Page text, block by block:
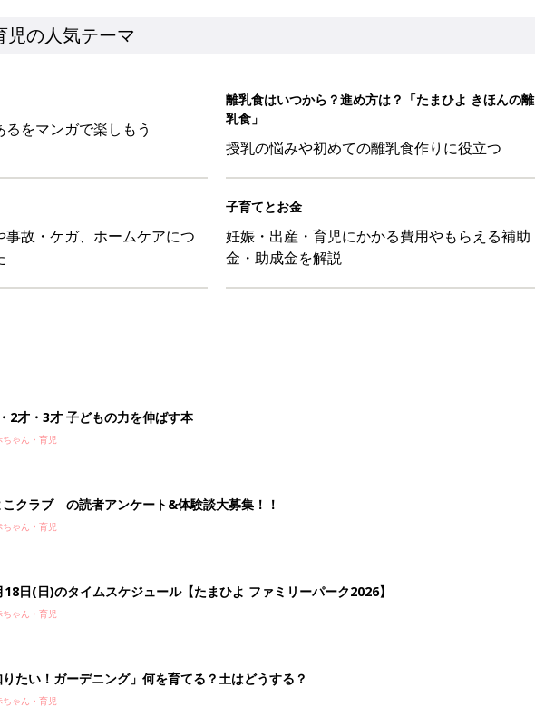
児の人気テーマ
をマンガで楽しもう
離乳食はいつから？進め方は？「たまひよ きほんの離
乳食」
授乳の悩みや初めての離乳食作りに役立つ
事故・ケガ、ホームケアにつ
子育てとお金
妊娠・出産・育児にかかる費用やもらえる補助
金・助成金を解説
2才・3才 子どもの力を伸ばす本
ちゃん・育児
こクラブ の読者アンケート&体験談大募集！！
ちゃん・育児
18日(日)のタイムスケジュール【たまひよ ファミリーパーク2026】
ちゃん・育児
りたい！ガーデニング」何を育てる？土はどうする？
ちゃん・育児